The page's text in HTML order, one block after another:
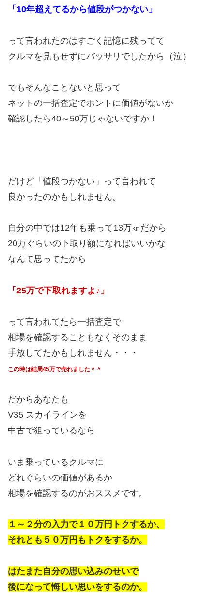
「10年超えてるから値段がつかない」
って言われたのはすごく記憶に残ってて
クルマを見もせずにバッサリでしたから（泣）
でもそんなことないと思って
ネットの一括査定でホントに価値がないか
確認したら40～50万じゃないですか！
だけど「値段つかない」って言われて
良かったのかもしれません。
自分の中では12年も乗って13万㎞だから
20万ぐらいの下取り額になればいいかな
なんて思ってたから
「25万で下取れますよ♪」
って言われてたら一括査定で
相場を確認することもなくそのまま
手放してたかもしれません・・・
この時は結局45万で売れました＾＾
だからあなたも
V35 スカイラインを
中古で狙っているなら
いま乗っているクルマに
どれぐらいの価値があるか
相場を確認するのがおススメです。
１～２分の入力で１０万円トクするか、
それとも５０万円もトクをするか。
はたまた自分の思い込みのせいで
後になって悔しい思いをするのか。